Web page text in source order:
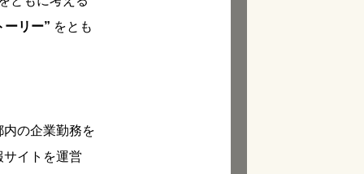
ーリー” をとも
の企業勤務を
イトを運営